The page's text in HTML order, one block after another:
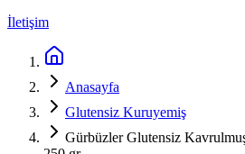
İletişim
Anasayfa
Glutensiz Kuruyemiş
Gürbüzler Glutensiz